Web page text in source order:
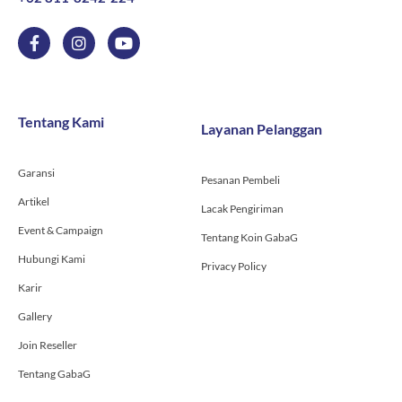
F
a
c
o
f
I
n
s
g
r
Y
o
u
Tentang Kami
Garansi
Artikel
Event & Campaign
Hubungi Kami
Karir
Gallery
Join Reseller
Tentang GabaG
Layanan Pelanggan
Pesanan Pembeli
Lacak Pengiriman
Tentang Koin GabaG
Privacy Policy